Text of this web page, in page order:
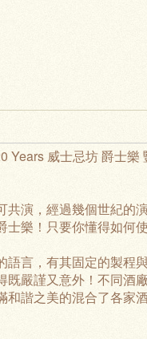
Years 威士忌坊 爵士樂
演，經過幾個世紀的
樂！只要你懂得如何
言，有其固定的製程
嚴謹又意外！不同酒
諧之美的混合了各家